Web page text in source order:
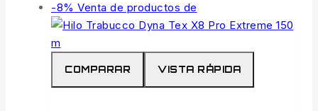
-8% Venta de productos de
COMPARAR VISTA RÁPIDA